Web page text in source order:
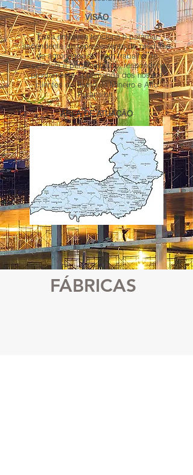
VISÃO
Essa empresa tenciona o patamar
ascendente de representante de produtos
de agronegócios, com trabalho de
excelência e personalizado, respondendo
prontamente a demanda dos nossos
clientes do Triangulo Mineiro e Alto
Paranaíba.
ÁREA DE ATUAÇÃO
FÁBRICAS